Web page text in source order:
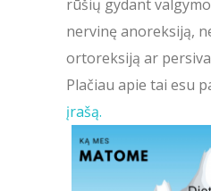
rūšių gydant
nervinę anoreksiją,
ortoreksiją ar
Plačiau apie tai esu
įrašą.